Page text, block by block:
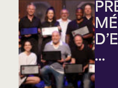
...